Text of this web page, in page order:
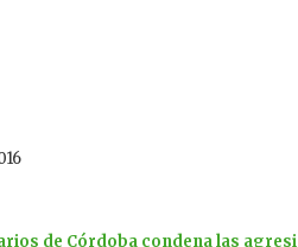
de Córdoba condena las